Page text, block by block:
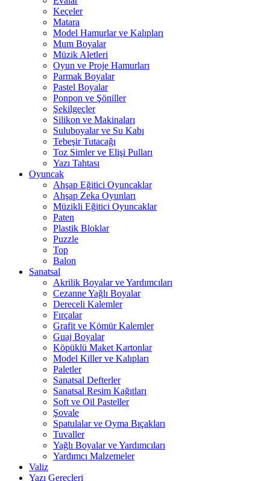
Keçeler
Matara
Model Hamurlar ve Kalıpları
Mum Boyalar
Müzik Aletleri
Oyun ve Proje Hamurları
Parmak Boyalar
Pastel Boyalar
Ponpon ve Şöniller
Şekilgeçler
Silikon ve Makinaları
Suluboyalar ve Su Kabı
Tebeşir Tutacağı
Toz Simler ve Elişi Pulları
Yazı Tahtası
Oyuncak
Ahşap Eğitici Oyuncaklar
Ahşap Zeka Oyunları
Müzikli Eğitici Oyuncaklar
Paten
Plastik Bloklar
Puzzle
Top
Balon
Sanatsal
Akrilik Boyalar ve Yardımcıları
Cezanne Yağlı Boyalar
Dereceli Kalemler
Fırçalar
Grafit ve Kömür Kalemler
Guaj Boyalar
Köpüklü Maket Kartonlar
Model Killer ve Kalıpları
Paletler
Sanatsal Defterler
Sanatsal Resim Kağıtları
Soft ve Oil Pasteller
Şovale
Spatulalar ve Oyma Bıçakları
Tuvaller
Yağlı Boyalar ve Yardımcıları
Yardımcı Malzemeler
Valiz
Yazı Gereçleri